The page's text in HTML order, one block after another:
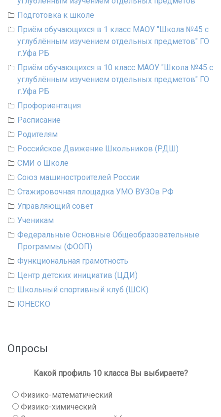
Подготовка к школе
Приём обучающихся в 1 класс МАОУ "Школа №45 с
углублённым изучением отдельных предметов" ГО
г.Уфа РБ
Приём обучающихся в 10 класс МАОУ "Школа №45 с
углублённым изучением отдельных предметов" ГО
г.Уфа РБ
Профориентация
Расписание
Родителям
Российское Движение Школьников (РДШ)
СМИ о Школе
Союз машиностроителей России
Стажировочная площадка УМО ВУЗОв РФ
Управляющий совет
Ученикам
Федеральные Основные Общеобразовательные
Программы (ФООП)
Функциональная грамотность
Центр детских инициатив (ЦДИ)
Школьный спортивный клуб (ШСК)
ЮНЕСКО
Опросы
Какой профиль 10 класса Вы выбираете?
Физико-математический
Физико-химический